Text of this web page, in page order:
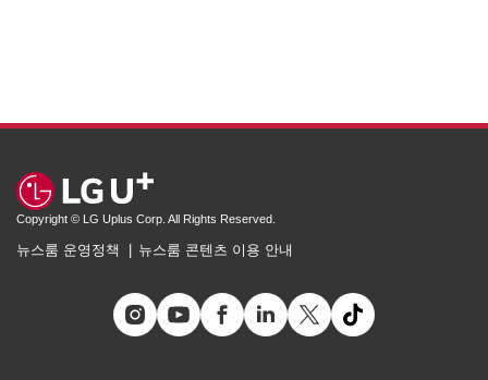
Copyright © LG Uplus Corp. All Rights Reserved.
뉴스룸 운영정책 뉴스룸 콘텐츠 이용 안내